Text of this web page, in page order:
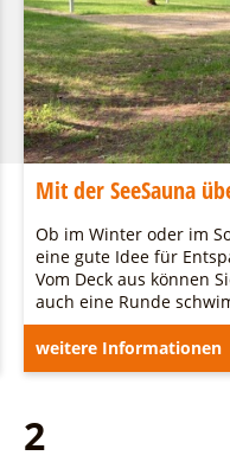
Mit der SeeSauna
Ob im Winter oder im
eine gute Idee für
Vom Deck aus können
auch eine Runde
weitere Informationen
2